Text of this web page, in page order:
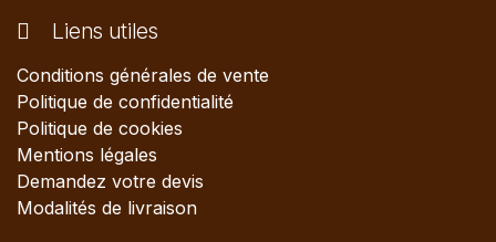
Liens utiles
Conditions générales de vente
Politique de confidentialité
Politique de cookies
Mentions légales
Demandez votre devis
Modalités de livraison